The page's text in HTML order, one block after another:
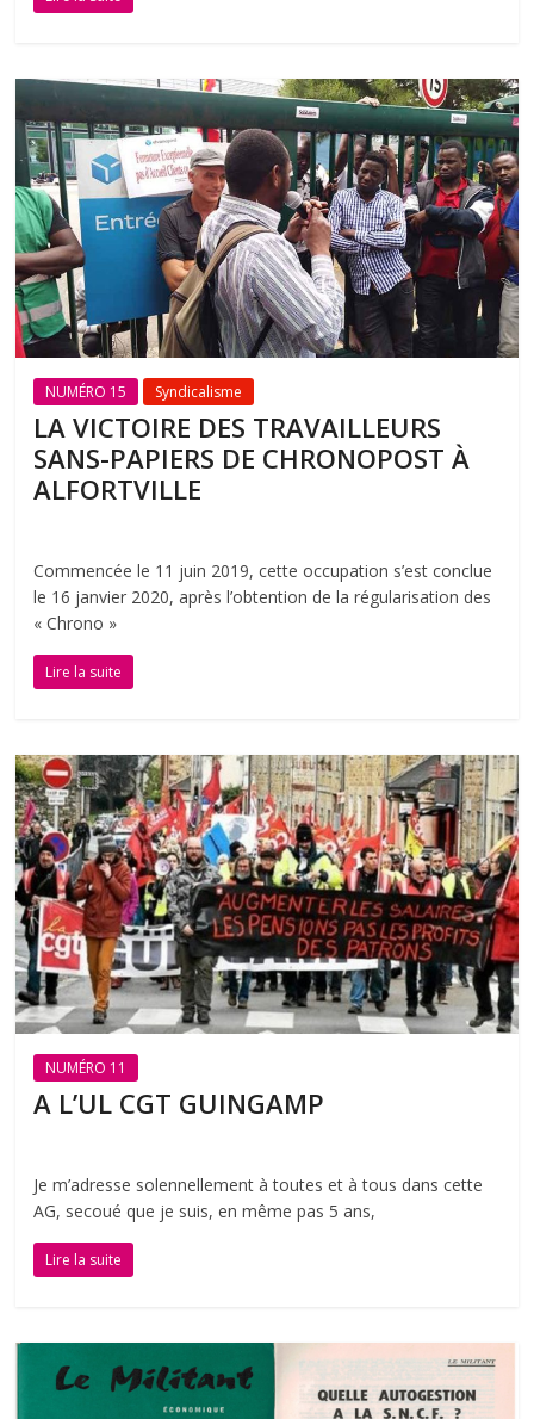
NUMÉRO 15 Syndicalisme
LA VICTOIRE DES TRAVAILLEURS
SANS-PAPIERS DE CHRONOPOST À
ALFORTVILLE
Commencée le 11 juin 2019, cette occupation s’est conclue
le 16 janvier 2020, après l’obtention de la régularisation des
« Chrono »
Lire la suite
NUMÉRO 11
A L’UL CGT GUINGAMP
Je m’adresse solennellement à toutes et à tous dans cette
AG, secoué que je suis, en même pas 5 ans,
Lire la suite